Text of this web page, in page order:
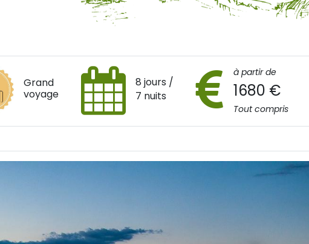
Grand
voyage
8 jours /
7 nuits
à partir de
1680 €
Tout compris